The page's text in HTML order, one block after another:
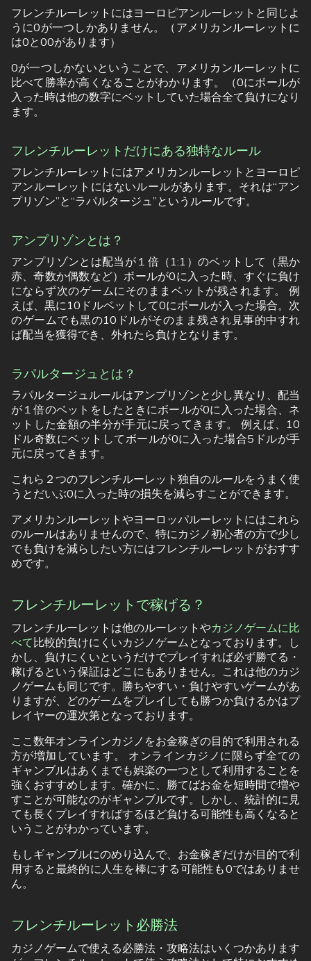
フレンチルーレットにはヨーロピアンルーレットと同じよ
うに0が一つしかありません。（アメリカンルーレットに
は0と00があります）
0が一つしかないということで、アメリカンルーレットに
比べて勝率が高くなることがわかります。（0にボールが
入った時は他の数字にベットしていた場合全て負けになり
ます。
フレンチルーレットだけにある独特なルール
フレンチルーレットにはアメリカンルーレットとヨーロピ
アンルーレットにはないルールがあります。それは“アン
プリゾン”と“ラパルタージュ”というルールです。
アンプリゾンとは？
アンプリゾンとは配当が１倍（1:1）のベットして（黒か
赤、奇数か偶数など）ボールが0に入った時、すぐに負け
にならず次のゲームにそのままベットが残されます。 例
えば、黒に10ドルベットして0にボールが入った場合。次
のゲームでも黒の10ドルがそのまま残され見事的中すれ
ば配当を獲得でき、外れたら負けとなります。
ラパルタージュとは？
ラパルタージュルールはアンプリゾンと少し異なり、配当
が１倍のベットをしたときにボールが0に入った場合、ネ
ットした金額の半分が手元に戻ってきます。 例えば、10
ドル奇数にベットしてボールが0に入った場合5ドルが手
元に戻ってきます。
これら２つのフレンチルーレット独自のルールをうまく使
うとだいぶ0に入った時の損失を減らすことができます。
アメリカンルーレットやヨーロッパルーレットにはこれら
のルールはありませんので、特にカジノ初心者の方で少し
でも負けを減らしたい方にはフレンチルーレットがおすす
めです。
フレンチルーレットで稼げる？
フレンチルーレットは他のルーレットやカジノゲームに比
べて比較的負けにくいカジノゲームとなっております。し
かし、負けにくいというだけでプレイすれば必ず勝てる・
稼げるという保証はどこにもありません。これは他のカジ
ノゲームも同じです。勝ちやすい・負けやすいゲームがあ
りますが、どのゲームをプレイしても勝つか負けるかはプ
レイヤーの運次第となっております。
ここ数年オンラインカジノをお金稼ぎの目的で利用される
方が増加しています。 オンラインカジノに限らず全ての
ギャンブルはあくまでも娯楽の一つとして利用することを
強くおすすめします。確かに、勝てばお金を短時間で増や
すことが可能なのがギャンブルです。しかし、統計的に見
ても長くプレイすればするほど負ける可能性も高くなると
いうことがわかっています。
もしギャンブルにのめり込んで、お金稼ぎだけが目的で利
用すると最終的に人生を棒にする可能性も0ではありませ
ん。
フレンチルーレット必勝法
カジノゲームで使える必勝法・攻略法はいくつかあります